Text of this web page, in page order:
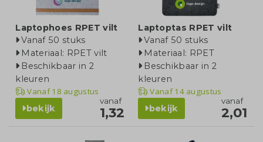
Laptophoes RPET vilt
Vanaf 50 stuks
Materiaal: RPET vilt
Beschikbaar in 2
kleuren
Vanaf18 augustus
bekijk
vanaf
1,32
Laptoptas RPET vilt
Vanaf 50 stuks
Materiaal: RPET
Beschikbaar in 2
kleuren
Vanaf14 augustus
bekijk
vanaf
2,01